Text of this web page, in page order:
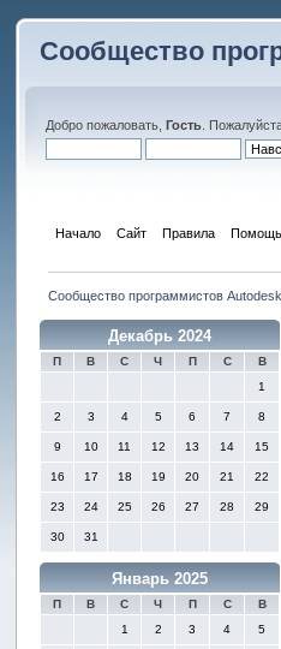
Сообщество
Добро пожаловать,Гость .
Начало Сайт Правила Помощь
Сообщество программистов
Декабрь 2024
П В С Ч П С
В
1
2 3 4 5 6 7 8
9 10 11 12 13 14 15
16 17 18 19 20 21 22
23 24 25 26 27 28 29
30 31
Январь 2025
П В С Ч П С
В
1
2 3 4 5